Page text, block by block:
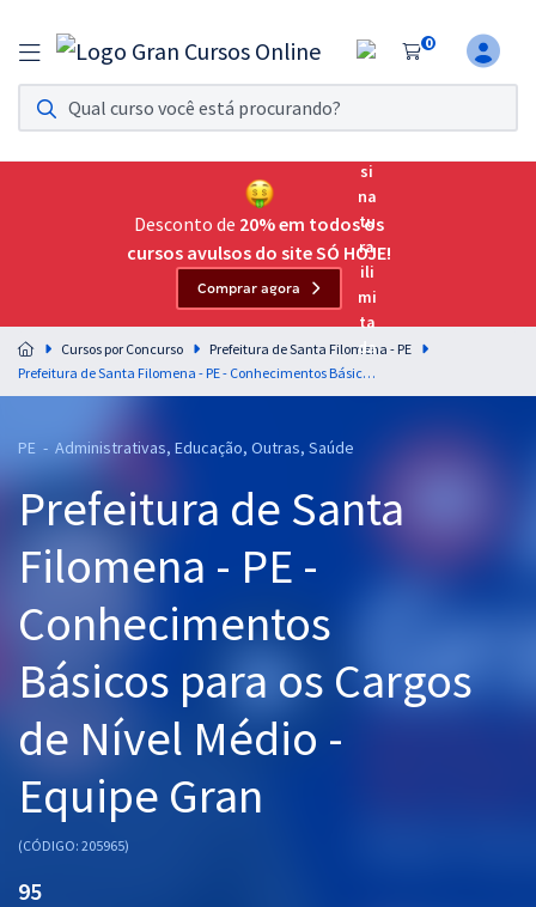
0
Assinatura Ilimitada 11
Acesso a todos os cursos. Teste grátis por 7 dias!
Assinatura OAB Até Passar
Acesso ilimitado a toda preparação para o Exame da
Residências Multiprofissionais
Preparação completa e intensiva para as principais
residências em saúde do Brasil
Cursos 20% OFF
Pós
Graduação
OAB
Mentorias
Questões grátis
Desconto de 20% em todos os
cursos avulsos do site SÓ HOJE!
Comprar agora
Cursos por Concurso
Prefeitura de Santa Filomena - PE
Prefeitura de Santa Filomena - PE - Conhecimentos Básicos para os Cargos de Nível Médio - Equipe Gran
PE - Administrativas, Educação, Outras, Saúde
Prefeitura de Santa
Filomena - PE -
Conhecimentos
Básicos para os Cargos
de Nível Médio -
Equipe Gran
(CÓDIGO: 205965)
95